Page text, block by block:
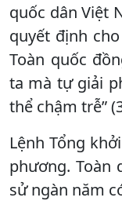
quốc dân Việt
quyết định
Toàn quốc
ta mà tự giải
thể chậm trễ”
Lệnh Tổng
phương. Toàn
sử ngàn năm